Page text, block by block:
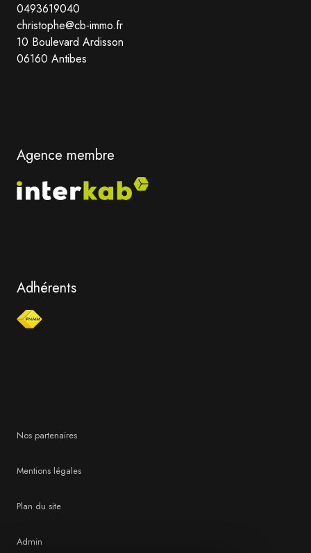
0493619040
christophe@cb-immo.fr
10 Boulevard Ardisson
06160 Antibes
Agence membre
Adhérents
Nos partenaires
Mentions légales
Plan du site
Admin